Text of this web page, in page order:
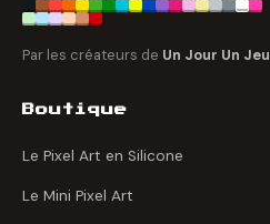
Par les créateurs de Un Jour Un Jeu
Boutique
Le Pixel Art en Silicone
Le Mini Pixel Art